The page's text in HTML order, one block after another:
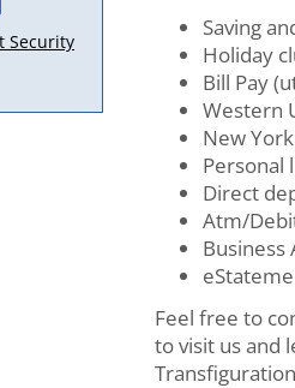
Saving
Holiday
Bill Pay
Western
New
Personal
Direct
Atm/
Business
Feel free to
to visit us and